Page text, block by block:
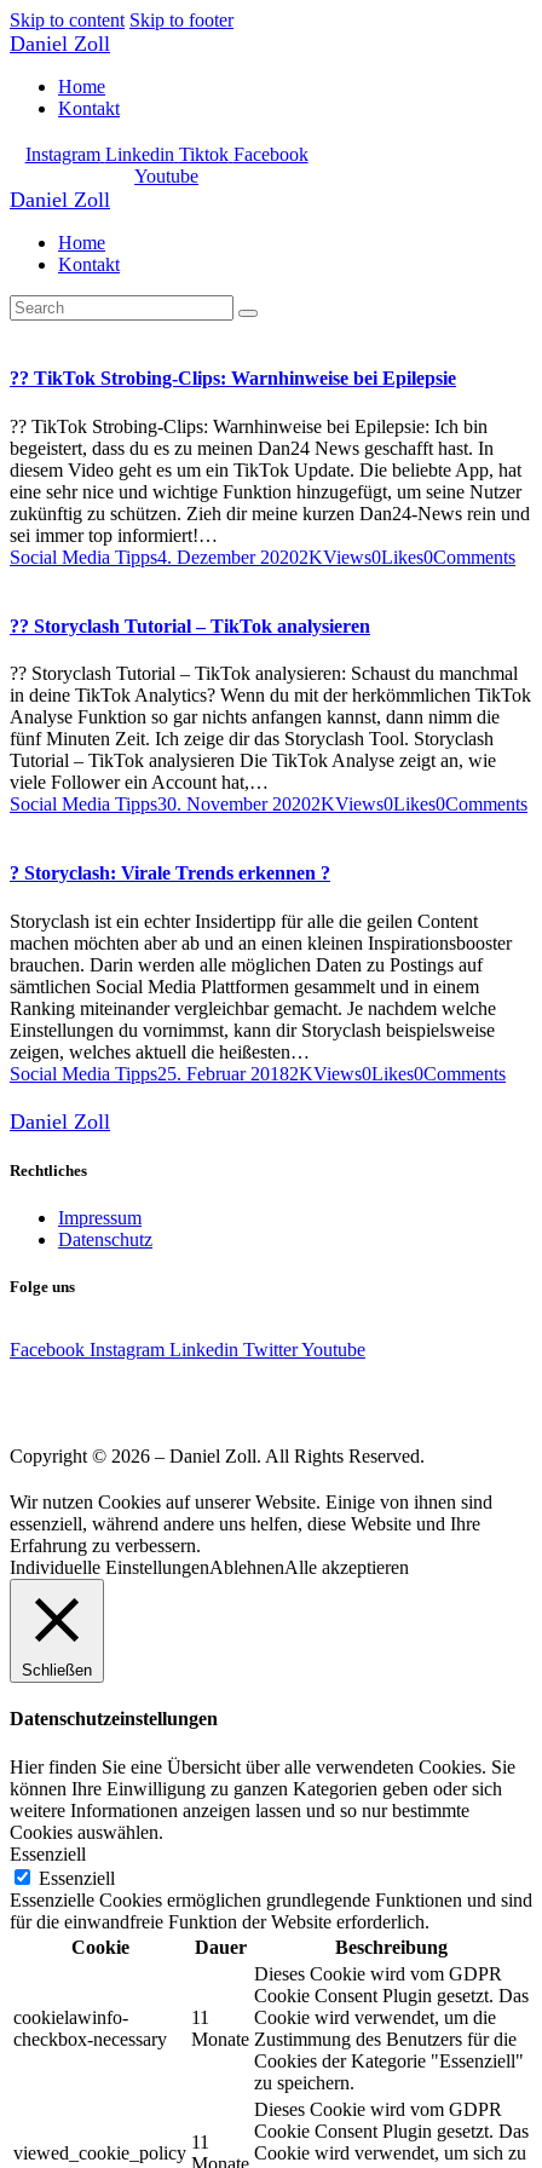
Skip to content Skip to footer
Daniel Zoll
Home
Kontakt
Instagram Linkedin Tiktok Facebook
Youtube
Daniel Zoll
Home
Kontakt
?? TikTok Strobing-Clips: Warnhinweise bei Epilepsie
?? TikTok Strobing-Clips: Warnhinweise bei Epilepsie: Ich bin
begeistert, dass du es zu meinen Dan24 News geschafft hast. In
diesem Video geht es um ein TikTok Update. Die beliebte App, hat
eine sehr nice und wichtige Funktion hinzugefügt, um seine Nutzer
zukünftig zu schützen. Zieh dir meine kurzen Dan24-News rein und
sei immer top informiert!…
Social Media Tipps4. Dezember 20202KViews0Likes0Comments
?? Storyclash Tutorial – TikTok analysieren
?? Storyclash Tutorial – TikTok analysieren: Schaust du manchmal
in deine TikTok Analytics? Wenn du mit der herkömmlichen TikTok
Analyse Funktion so gar nichts anfangen kannst, dann nimm die
fünf Minuten Zeit. Ich zeige dir das Storyclash Tool. Storyclash
Tutorial – TikTok analysieren Die TikTok Analyse zeigt an, wie
viele Follower ein Account hat,…
Social Media Tipps30. November 20202KViews0Likes0Comments
? Storyclash: Virale Trends erkennen ?
Storyclash ist ein echter Insidertipp für alle die geilen Content
machen möchten aber ab und an einen kleinen Inspirationsbooster
brauchen. Darin werden alle möglichen Daten zu Postings auf
sämtlichen Social Media Plattformen gesammelt und in einem
Ranking miteinander vergleichbar gemacht. Je nachdem welche
Einstellungen du vornimmst, kann dir Storyclash beispielsweise
zeigen, welches aktuell die heißesten…
Social Media Tipps25. Februar 20182KViews0Likes0Comments
Daniel Zoll
Rechtliches
Impressum
Datenschutz
Folge uns
Facebook Instagram Linkedin TwitterYoutube
Copyright © 2026 – Daniel Zoll. All Rights Reserved.
Wir nutzen Cookies auf unserer Website. Einige von ihnen sind
essenziell, während andere uns helfen, diese Website und Ihre
Erfahrung zu verbessern.
Individuelle EinstellungenAblehnenAlle akzeptieren
Schließen
Datenschutzeinstellungen
Hier finden Sie eine Übersicht über alle verwendeten Cookies. Sie
können Ihre Einwilligung zu ganzen Kategorien geben oder sich
weitere Informationen anzeigen lassen und so nur bestimmte
Cookies auswählen.
Essenziell
Essenziell
Essenzielle Cookies ermöglichen grundlegende Funktionen und sind
für die einwandfreie Funktion der Website erforderlich.
Cookie
Dauer Beschreibung
cookielawinfo-
checkbox-necessary
11
Monate
Dieses Cookie wird vom GDPR
Cookie Consent Plugin gesetzt. Das
Cookie wird verwendet, um die
Zustimmung des Benutzers für die
Cookies der Kategorie "Essenziell"
zu speichern.
viewed_cookie_policy
11
Monate
Dieses Cookie wird vom GDPR
Cookie Consent Plugin gesetzt. Das
Cookie wird verwendet, um sich zu